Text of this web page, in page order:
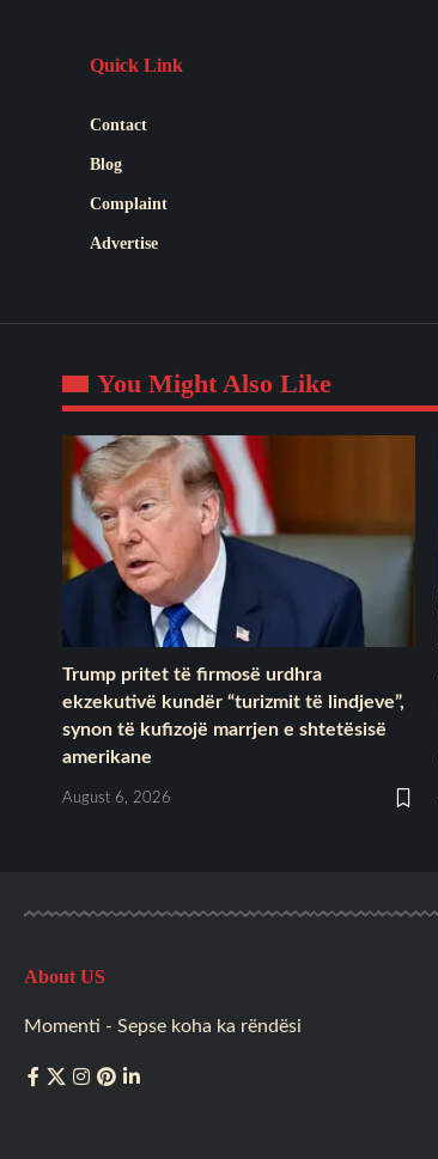
Quick Link
Contact
Blog
Complaint
Advertise
You Might Also Like
Trump pritet të firmosë urdhra
ekzekutivë kundër “turizmit të lindjeve”,
synon të kufizojë marrjen e shtetësisë
amerikane
August 6, 2026
About US
Momenti - Sepse koha ka rëndësi